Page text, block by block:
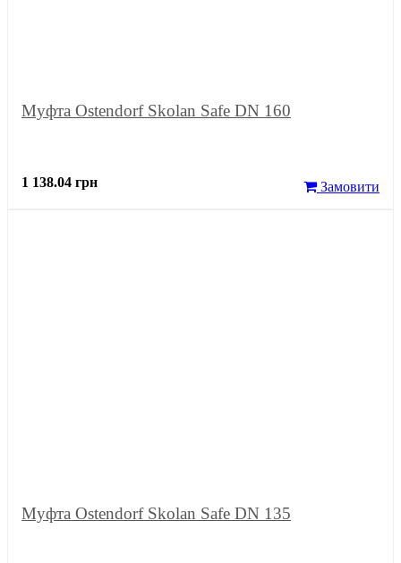
Муфта Ostendorf Skolan Safe DN 160
1 138.04 грн Замовити
Муфта Ostendorf Skolan Safe DN 135